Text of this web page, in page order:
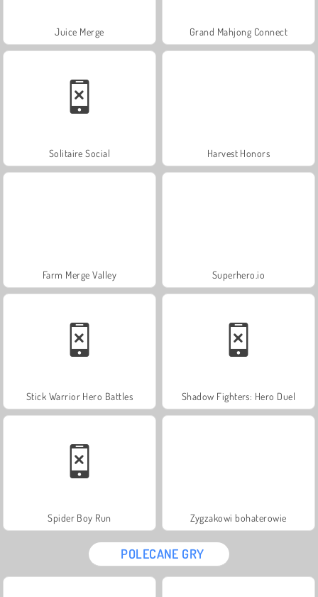
Juice Merge Grand Mahjong Connect
Solitaire Social Harvest Honors
Farm Merge Valley Superhero.io
Stick Warrior Hero Battles Shadow Fighters: Hero Duel
Spider Boy Run Zygzakowi bohaterowie
POLECANE GRY